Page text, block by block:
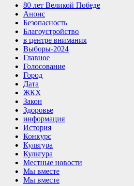
80 лет Великой Победе
Анонс
Безопасность
Благоустройство
в центре внимания
Выборы-2024
Главное
Голосование
Город
Дата
ЖКХ
Закон
Здоровье
информация
История
Конкурс
Культура
Культура
Местные новости
Мы вместе
Мы вместе